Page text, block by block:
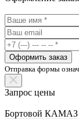
Оформить заказ
Отправка формы
Запрос цены
Бортовой КАМАЗ